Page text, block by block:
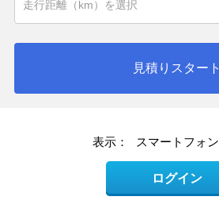
見積りスタート
表示： スマートフォン
ログイン